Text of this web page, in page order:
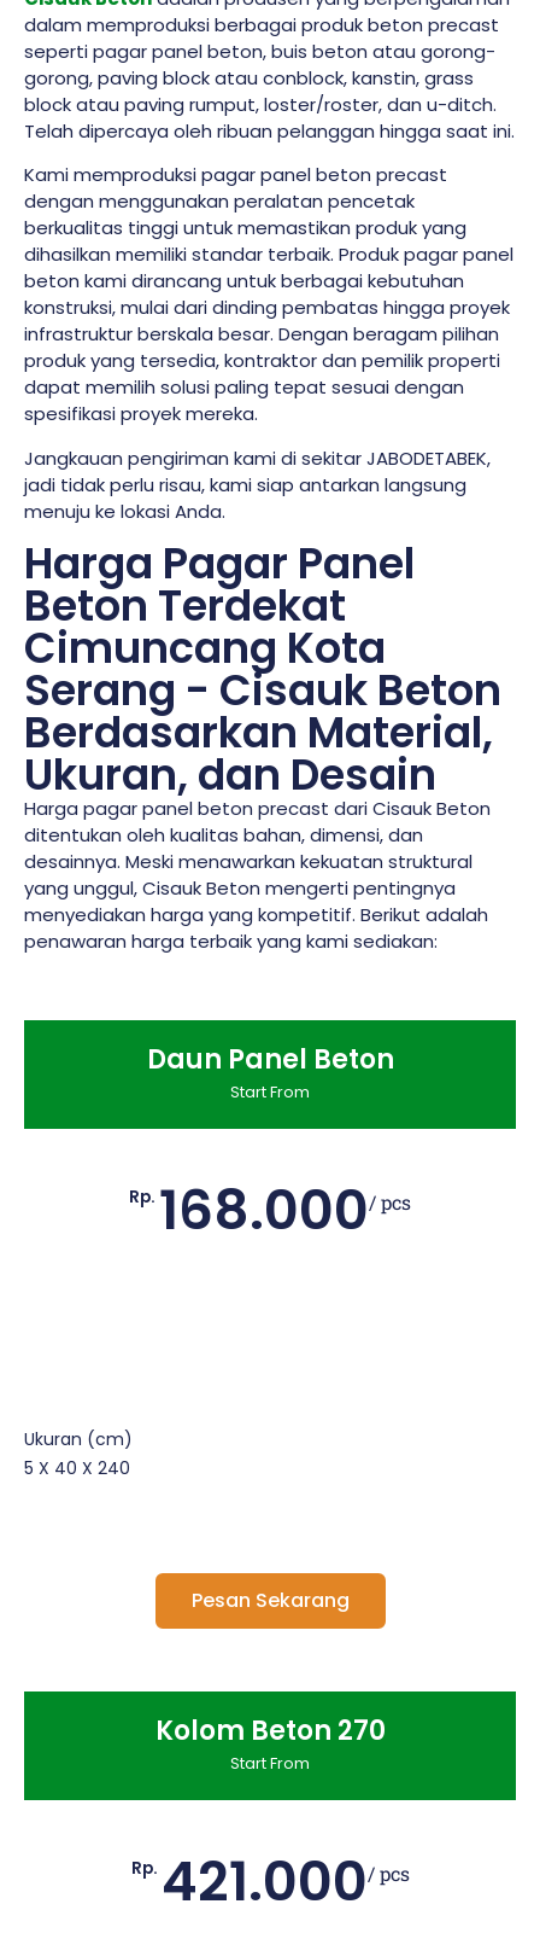
dalam memproduksi berbagai produk beton precast
seperti pagar panel beton, buis beton atau gorong-
gorong, paving block atau conblock, kanstin, grass
block atau paving rumput, loster/roster, dan u-ditch.
Telah dipercaya oleh ribuan pelanggan hingga saat ini.
Kami memproduksi pagar panel beton precast
dengan menggunakan peralatan pencetak
berkualitas tinggi untuk memastikan produk yang
dihasilkan memiliki standar terbaik. Produk pagar panel
beton kami dirancang untuk berbagai kebutuhan
konstruksi, mulai dari dinding pembatas hingga proyek
infrastruktur berskala besar. Dengan beragam pilihan
produk yang tersedia, kontraktor dan pemilik properti
dapat memilih solusi paling tepat sesuai dengan
spesifikasi proyek mereka.
Jangkauan pengiriman kami di sekitar JABODETABEK,
jadi tidak perlu risau, kami siap antarkan langsung
menuju ke lokasi Anda.
Harga Pagar Panel
Beton Terdekat
Cimuncang Kota
Serang - Cisauk Beton
Berdasarkan Material,
Ukuran, dan Desain
Harga pagar panel beton precast dari Cisauk Beton
ditentukan oleh kualitas bahan, dimensi, dan
desainnya. Meski menawarkan kekuatan struktural
yang unggul, Cisauk Beton mengerti pentingnya
menyediakan harga yang kompetitif. Berikut adalah
penawaran harga terbaik yang kami sediakan:
Daun Panel Beton
Start From
Rp. 168.000/ pcs
Ukuran (cm)
5 X 40 X 240
Pesan Sekarang
Kolom Beton 270
Start From
Rp. 421.000/ pcs